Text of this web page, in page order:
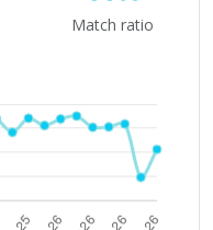
Match ratio